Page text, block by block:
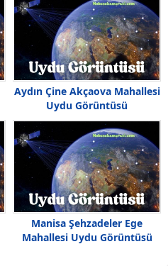
Aydın Çine Akçaova Mahallesi
Uydu Görüntüsü
Manisa Şehzadeler Ege
Mahallesi Uydu Görüntüsü